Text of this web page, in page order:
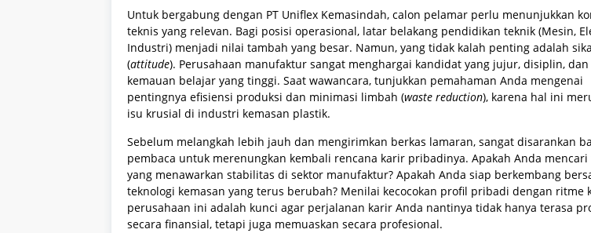
Untuk bergabung dengan PT Uniflex Kemasindah, calon pelamar perlu menunjukkan
teknis yang relevan. Bagi posisi operasional, latar belakang pendidikan teknik (Mesin,
Industri) menjadi nilai tambah yang besar. Namun, yang tidak kalah penting adalah
(attitude). Perusahaan manufaktur sangat menghargai kandidat yang jujur, disiplin,
kemauan belajar yang tinggi. Saat wawancara, tunjukkan pemahaman Anda mengenai
pentingnya efisiensi produksi dan minimasi limbah (waste reduction), karena hal ini
isu krusial di industri kemasan plastik.
Sebelum melangkah lebih jauh dan mengirimkan berkas lamaran, sangat disarankan
pembaca untuk merenungkan kembali rencana karir pribadinya. Apakah Anda
yang menawarkan stabilitas di sektor manufaktur? Apakah Anda siap berkembang
teknologi kemasan yang terus berubah? Menilai kecocokan profil pribadi dengan ritme
perusahaan ini adalah kunci agar perjalanan karir Anda nantinya tidak hanya terasa
secara finansial, tetapi juga memuaskan secara profesional.